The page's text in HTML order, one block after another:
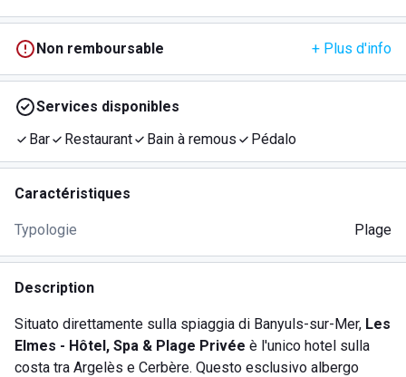
Non remboursable + Plus d'info
Services disponibles
Bar
Restaurant Bain à remous Pédalo
Caractéristiques
Typologie Plage
Description
Situato direttamente sulla spiaggia di Banyuls-sur-Mer, Les
Elmes - Hôtel, Spa & Plage Privée è l'unico hotel sulla
costa tra Argelès e Cerbère. Questo esclusivo albergo